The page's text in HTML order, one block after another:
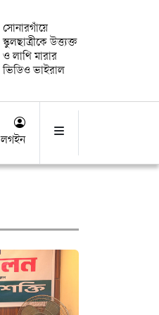
সোনারগাঁয়ে
স্কুলছাত্রীকে উত্ত্যক্ত
ও লাথি মারার
ভিডিও ভাইরাল
লগইন